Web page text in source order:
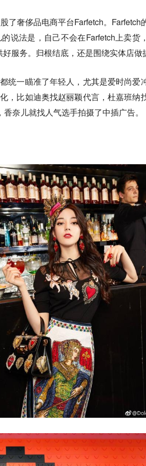
了奢侈品电商平台Farfetch。Farfetch
说法是，自己不会在Farfetch上卖货
服务。归根结底，还是围绕实体店做
统一瞄准了年轻人，尤其是爱时尚爱
，比如迪奥找赵丽颖代言，杜嘉班纳
奈儿就找人气选手拍摄了中插广告。